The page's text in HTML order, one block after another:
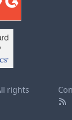
rights